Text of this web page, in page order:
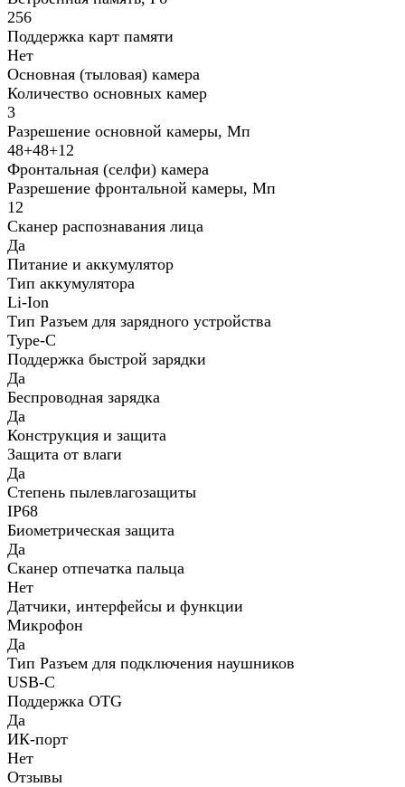
256
Поддержка карт памяти
Нет
Основная (тыловая) камера
Количество основных камер
3
Разрешение основной камеры, Мп
48+48+12
Фронтальная (селфи) камера
Разрешение фронтальной камеры, Мп
12
Сканер распознавания лица
Да
Питание и аккумулятор
Тип аккумулятора
Li-Ion
Тип Разъем для зарядного устройства
Type-C
Поддержка быстрой зарядки
Да
Беспроводная зарядка
Да
Конструкция и защита
Защита от влаги
Да
Степень пылевлагозащиты
IP68
Биометрическая защита
Да
Сканер отпечатка пальца
Нет
Датчики, интерфейсы и функции
Микрофон
Да
Тип Разъем для подключения наушников
USB-C
Поддержка OTG
Да
ИК-порт
Нет
Отзывы